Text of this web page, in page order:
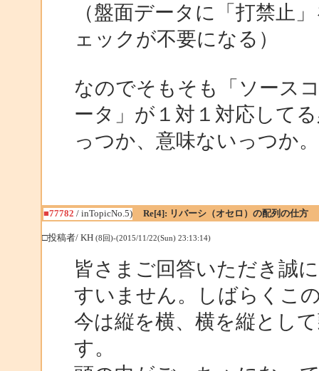
（盤面データに「打禁止
ェックが不要になる）
なのでそもそも「ソース
ータ」が１対１対応して
っつか、意味ないっつか。
■77782 / inTopicNo.5) Re[4]: リバーシ（オセロ）の配列の仕方
□投稿者/ KH (8回)-(2015/11/22(Sun) 23:13:14)
皆さまご回答いただき誠
すいません。しばらくこ
今は縦を横、横を縦とし
す。